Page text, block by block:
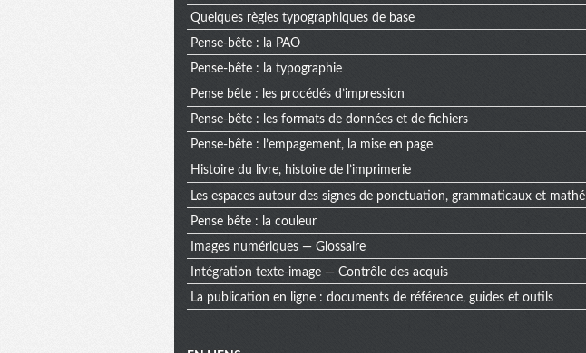
Quelques règles typographiques de base
Pense-bête : la PAO
Pense-bête : la typographie
Pense bête : les procédés d’impression
Pense-bête : les formats de données et de fichiers
Pense-bête : l’empagement, la mise en page
Histoire du livre, histoire de l’imprimerie
Les espaces autour des signes de ponctuation, grammaticaux et
Pense bête : la couleur
Images numériques — Glossaire
Intégration texte-image — Contrôle des acquis
La publication en ligne : documents de référence, guides et outils